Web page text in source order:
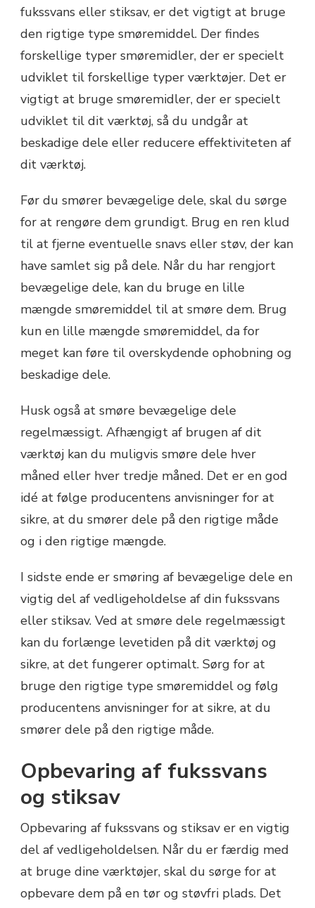
fukssvans eller stiksav, er det vigtigt at bruge
den rigtige type smøremiddel. Der findes
forskellige typer smøremidler, der er specielt
udviklet til forskellige typer værktøjer. Det er
vigtigt at bruge smøremidler, der er specielt
udviklet til dit værktøj, så du undgår at
beskadige dele eller reducere effektiviteten af
dit værktøj.
Før du smører bevægelige dele, skal du sørge
for at rengøre dem grundigt. Brug en ren klud
til at fjerne eventuelle snavs eller støv, der kan
have samlet sig på dele. Når du har rengjort
bevægelige dele, kan du bruge en lille
mængde smøremiddel til at smøre dem. Brug
kun en lille mængde smøremiddel, da for
meget kan føre til overskydende ophobning og
beskadige dele.
Husk også at smøre bevægelige dele
regelmæssigt. Afhængigt af brugen af dit
værktøj kan du muligvis smøre dele hver
måned eller hver tredje måned. Det er en god
idé at følge producentens anvisninger for at
sikre, at du smører dele på den rigtige måde
og i den rigtige mængde.
I sidste ende er smøring af bevægelige dele en
vigtig del af vedligeholdelse af din fukssvans
eller stiksav. Ved at smøre dele regelmæssigt
kan du forlænge levetiden på dit værktøj og
sikre, at det fungerer optimalt. Sørg for at
bruge den rigtige type smøremiddel og følg
producentens anvisninger for at sikre, at du
smører dele på den rigtige måde.
Opbevaring af fukssvans
og stiksav
Opbevaring af fukssvans og stiksav er en vigtig
del af vedligeholdelsen. Når du er færdig med
at bruge dine værktøjer, skal du sørge for at
opbevare dem på en tør og støvfri plads. Det